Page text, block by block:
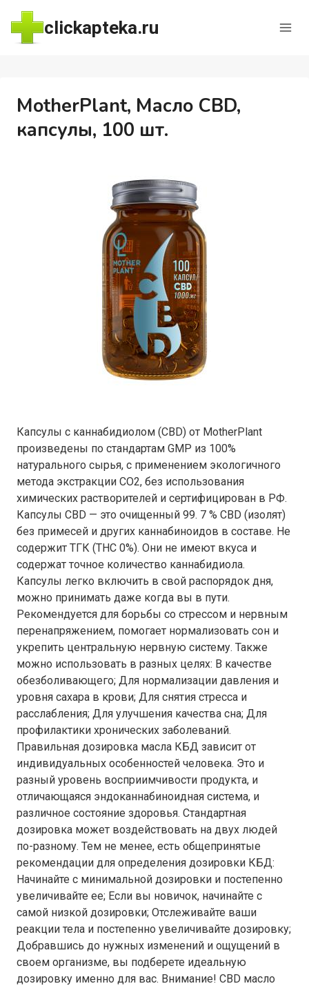
Перейти
содержимому
clickapteka.ru
MotherPlant, Масло CBD,
капсулы, 100 шт.
Капсулы с каннабидиолом (CBD) от MotherPlant
произведены по стандартам GMP из 100%
натурального сырья, с применением экологичного
метода экстракции CO2, без использования
химических растворителей и сертифицирован в РФ.
Капсулы CBD — это очищенный 99. 7 % CBD (изолят)
без примесей и других каннабиноидов в составе. Не
содержит ТГК (THC 0%). Они не имеют вкуса и
содержат точное количество каннабидиола.
Капсулы легко включить в свой распорядок дня,
можно принимать даже когда вы в пути.
Рекомендуется для борьбы со стрессом и нервным
перенапряжением, помогает нормализовать сон и
укрепить центральную нервную систему. Также
можно использовать в разных целях: В качестве
обезболивающего; Для нормализации давления и
уровня сахара в крови; Для снятия стресса и
расслабления; Для улучшения качества сна; Для
профилактики хронических заболеваний.
Правильная дозировка масла КБД зависит от
индивидуальных особенностей человека. Это и
разный уровень восприимчивости продукта, и
отличающаяся эндоканнабиноидная система, и
различное состояние здоровья. Стандартная
дозировка может воздействовать на двух людей
по-разному. Тем не менее, есть общепринятые
рекомендации для определения дозировки КБД:
Начинайте с минимальной дозировки и постепенно
увеличивайте ее; Если вы новичок, начинайте с
самой низкой дозировки; Отслеживайте ваши
реакции тела и постепенно увеличивайте дозировку;
Добравшись до нужных изменений и ощущений в
своем организме, вы подберете идеальную
дозировку именно для вас. Внимание! CBD масло